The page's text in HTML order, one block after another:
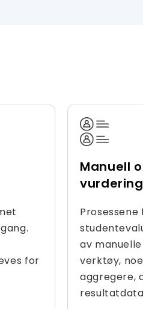
for
Manuell
av
verktøy,
aggregere,